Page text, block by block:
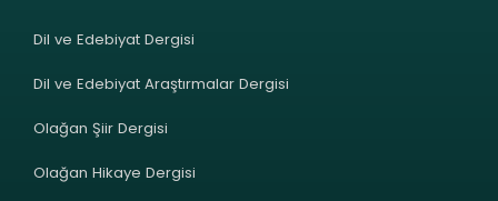
Dil ve Edebiyat Dergisi
Dil ve Edebiyat Araştırmalar Dergisi
Olağan Şiir Dergisi
Olağan Hikaye Dergisi